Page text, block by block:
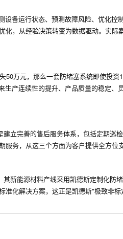
备运行状态、预测故障风险、优化控
，从经验决策转变为数据驱动。实际
万元，那么一套防堵塞系统即使投资
产连续性的提升、产品质量的稳定、
立完善的售后服务体系，包括定期巡
务，从这三个方面为客户提供全方位支
新能源材料产线采用凯德斯定制化防
化解决方案，这正是凯德斯"极致非